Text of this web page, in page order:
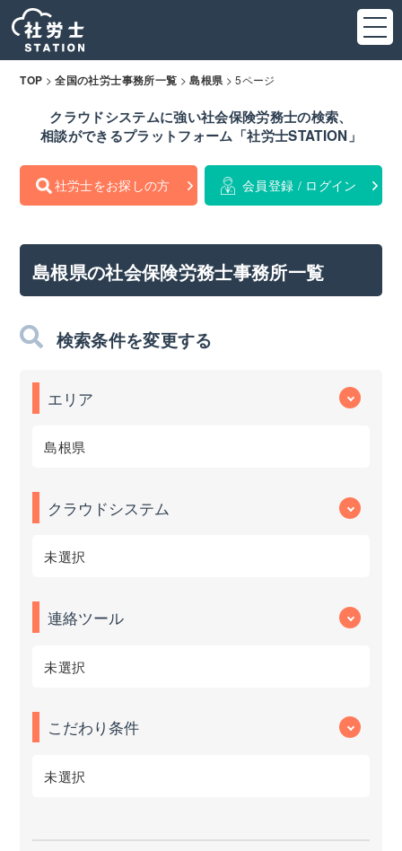
TOP >全国の社労士事務所一覧 >島根県 >5ページ
クラウドシステムに強い社会保険労務士の検索、
相談ができるプラットフォーム「社労士STATION」
社労士をお探しの方 会員登録 / ログイン
島根県の社会保険労務士事務所一覧
検索条件を変更する
エリア
島根県
クラウドシステム
未選択
連絡ツール
未選択
こだわり条件
未選択